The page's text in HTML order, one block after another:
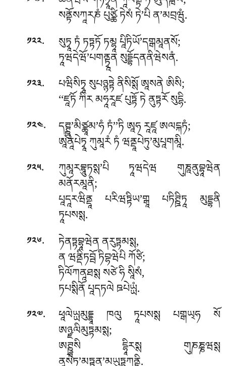
སནྟོསཀཱརཎཾ པུཙྪི ཏེསཾ ཏེ’པི ན’མབྲཝུཾ.
༡༢༢. སུཏྭཱ ཏཾ ཏཏྟཏོ ཏམྷཱ པཱིཏིཡོ’དགྒམཱནསོ;
ཏཱཝདེཝོ’པགནྟྭཱན སུདྡྷོདནནིཝེསནཾ.
༡༢༣. པཝིསིཏྭཱ སུཔཉྙཏྟེ ནིསིསྶོ ཨཱསནེ ཨིསི;
‘‘ཛཱཏོ ཀིར མཧཱརཱཛ པུཏྟོ ཏེ ནུཏྟརོ སུདྷི.
༡༢༤. དཊྚྛུ’མིཙྪཱམ’ཧཾ ཏཾ’’ཏི ཨཱཧ རཱཛཱ ཨལངྐཏཾ;
ཨཱནཱཔེཏྭཱ ཀུམཱརཾ ཏཾ ཝནྡཱཔེཏུ’མུཔཱགམཱི.
༡༢༥. ཀུམཱརབྷཱུཏསྶ’པི ཏཱཝདེཝ གུཎཱནུབྷཱཝེན
མནོརམཱནི;
པཱདཱརཝིནྡཱ པརིཝཏྟིཡ’གྒཱ པཏིཊྛིཏཱ མུདྡྷནི
ཏཱཔསསྶ.
༡༢༦. ཏེནཏྟབྷཱཝེན ནརུཏྟམསྶ,
ན ཝནྡིཏབྦོ ཏིབྷཝེཔི ཀོཙི;
ཏིལོཀནཱཐསྶ སཙེ ཧི སཱིསཾ,
ཏཔསྶིནོ པཱདཏལེ ཋཔེཡྻཾ.
༡༢༧. ཕཱལེཡྻམུདྡྷཱ ཁལུ ཏཱཔསསྶ པགྒཡ྄ཧ སོ
ཨཉྫལིམུཏྟམསྶ;
ཨཊྛཱསི དྷཱིརསྶ གུཎཎྞཝསྶ